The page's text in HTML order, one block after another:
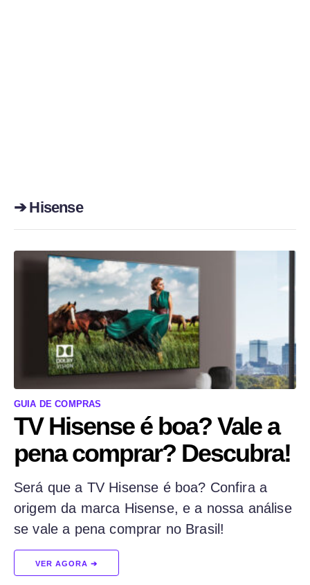
➔ Hisense
GUIA DE COMPRAS
TV Hisense é boa? Vale a
pena comprar? Descubra!
Será que a TV Hisense é boa? Confira a
origem da marca Hisense, e a nossa análise
se vale a pena comprar no Brasil!
VER AGORA ➔